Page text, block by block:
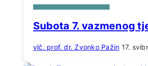
Subota 7. vazmenog
vlč. prof. dr. Zvonko Pažin 17.